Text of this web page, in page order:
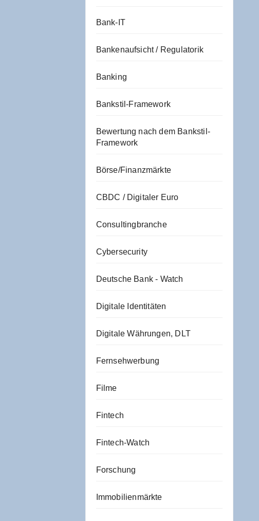
Bank-IT
Bankenaufsicht / Regulatorik
Banking
Bankstil-Framework
Bewertung nach dem Bankstil-
Framework
Börse/Finanzmärkte
CBDC / Digitaler Euro
Consultingbranche
Cybersecurity
Deutsche Bank - Watch
Digitale Identitäten
Digitale Währungen, DLT
Fernsehwerbung
Filme
Fintech
Fintech-Watch
Forschung
Immobilienmärkte